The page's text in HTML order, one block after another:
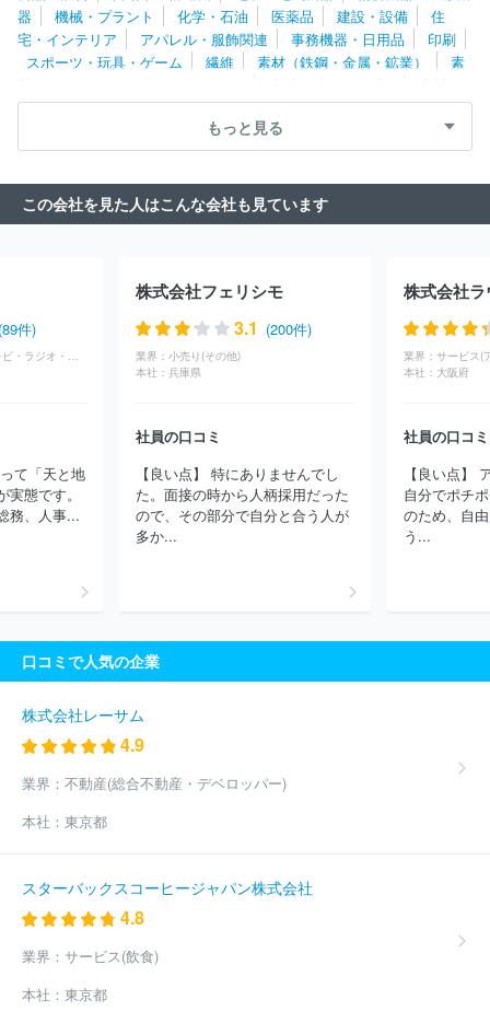
会社シバ
株式会社リーメント 株式会社ムラカミ
エバーグリー
ン株式会社
株式会社アクラス
株式会社ナカジマコーポレーショ
ン
株式会社東京マルイ
イグニッション・エンターテインメント
株式会社メディコム・トイ 株式会社エバニュー
ー・インタラクティブエンタテインメント
株式会社ホリ
株式会
社ＡＳＧ
株式会社アトリエパレット 株式会社クレーネル
会社コルグ
株式会社遠藤製作所 株式会社ブロッコリー
株式会
株式会社エアロテック 株式会社壽屋
ブリヂストンス
ポーツ株式会社
コンビ株式会社 株式会社タカラトミー
グロー
ブライド株式会社
ヨネックス株式会社 株式会社エポック社
イデス株式会社
株式会社ヤマリア 株式会社ダイナ楽器
株式会
株式会社関水金属 株式会社ニッケン
株式会
ロンウッド
株式会社ハイヤー
有限会社トータル・ケア・システ
ム
株式会社ナナミ
株式会社ヤマハミュージックマニュファクチ
ュアリング
株式会社Ａ３ ほか(191件)
器
機械・プラント 化学・石油 医薬品 建設・設備
住
宅・インテリア
アパレル・服飾関連 事務機器・日用品
印刷
スポーツ・玩具・ゲーム
繊維 素材（鉄鋼・金属・鉱業）
素
材（ゴム・ガラス・セラミックス）
素材（紙・パルプ）
素材
（その他）
農林・水産 たばこ・飼料 その他
もっと見る
この会社を見た人はこんな会社も見ています
件)
広告・マスコミ(テレビ・ラジオ・放送)
て「天と地
態です。
務、人事...
株式会社フェリシモ
3.1 (200件)
業界： 小売り(その他)
本社： 兵庫県
社員の口コミ
【良い点】 特にありませんでし
た。面接の時から人柄採用だった
ので、その部分で自分と合う人が
多か...
株式会社
業界：
本社： 大阪府
社員の口コミ
【良い点】
自分でポチ
のため、自
う...
口コミで人気の企業
株式会社レーサム
4.9
業界： 不動産(総合不動産・デベロッパー)
本社： 東京都
スターバックスコーヒージャパン株式会社
4.8
業界： サービス(飲食)
本社： 東京都